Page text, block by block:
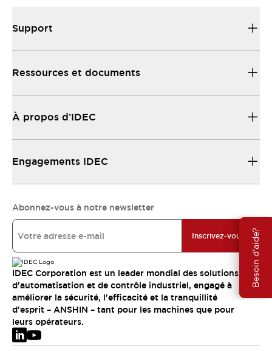
Besoin d'aide?
Support
Ressources et documents
À propos d’IDEC
Engagements IDEC
Abonnez-vous à notre newsletter
Inscrivez-vous
IDEC Corporation est un leader mondial des solutions
d'automatisation et de contrôle industriel, engagé à
améliorer la sécurité, l'efficacité et la tranquillité
d'esprit – ANSHIN – tant pour les machines que pour
leurs opérateurs.